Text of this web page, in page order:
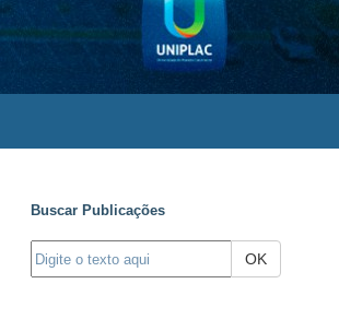
Buscar Publicações
OK